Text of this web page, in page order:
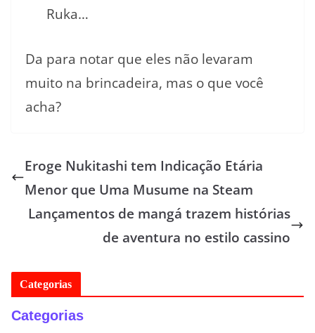
Ruka…
Da para notar que eles não levaram
muito na brincadeira, mas o que você
acha?
Eroge Nukitashi tem Indicação Etária
Menor que Uma Musume na Steam
Lançamentos de mangá trazem histórias
de aventura no estilo cassino
Categorias
Categorias